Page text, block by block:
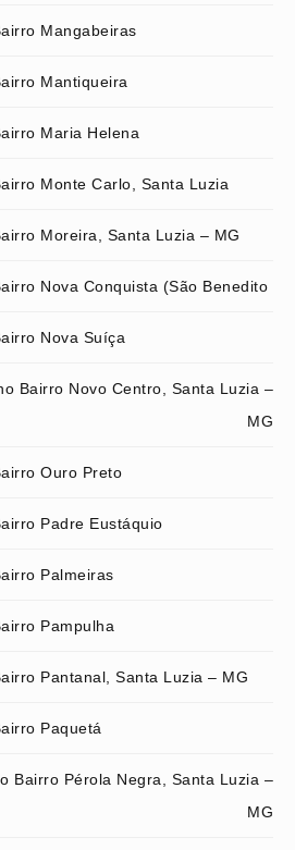
Mangabeiras
Mantiqueira
Maria Helena
Monte Carlo, Santa Luzia
Moreira, Santa Luzia – MG
Nova Conquista (São Benedito
Nova Suíça
Bairro Novo Centro, Santa Luzia –
MG
Ouro Preto
Padre Eustáquio
Palmeiras
Pampulha
Pantanal, Santa Luzia – MG
Paquetá
Bairro Pérola Negra, Santa Luzia –
MG